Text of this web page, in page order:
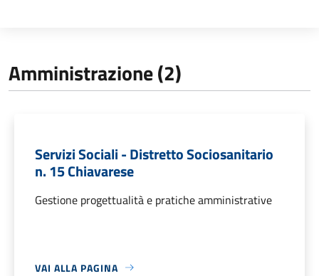
Amministrazione (2)
Servizi Sociali - Distretto Sociosanitario
n. 15 Chiavarese
Gestione progettualità e pratiche amministrative
VAI ALLA PAGINA